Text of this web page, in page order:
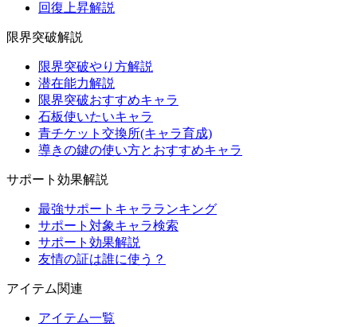
回復上昇解説
限界突破解説
限界突破やり方解説
潜在能力解説
限界突破おすすめキャラ
石板使いたいキャラ
青チケット交換所(キャラ育成)
導きの鍵の使い方とおすすめキャラ
サポート効果解説
最強サポートキャラランキング
サポート対象キャラ検索
サポート効果解説
友情の証は誰に使う？
アイテム関連
アイテム一覧